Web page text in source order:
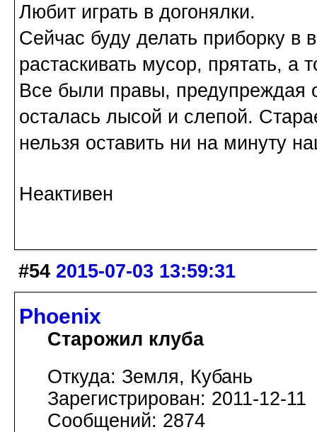
Любит играть в догонялки.
Сейчас буду делать приборку в
растаскивать мусор, прятать, а
Все были правы, предупреждая
осталась лысой и слепой.
нельзя оставить ни на минуту
Неактивен
#54 2015-07-03 13:59:31
Phoenix
Старожил клуба
Откуда: Земля, Кубань
Зарегистрирован: 2011-12-11
Сообщений: 2874